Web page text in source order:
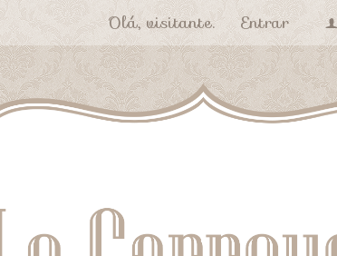
Olá, visitante. Entrar f